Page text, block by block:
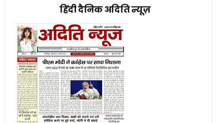
हिंदी दैनिक अदिति न्यूज़